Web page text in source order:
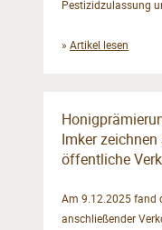
Pestizidzulassung
» Artikel lesen
Imker
öffentliche
Am 9.12.2025 fand
anschließender